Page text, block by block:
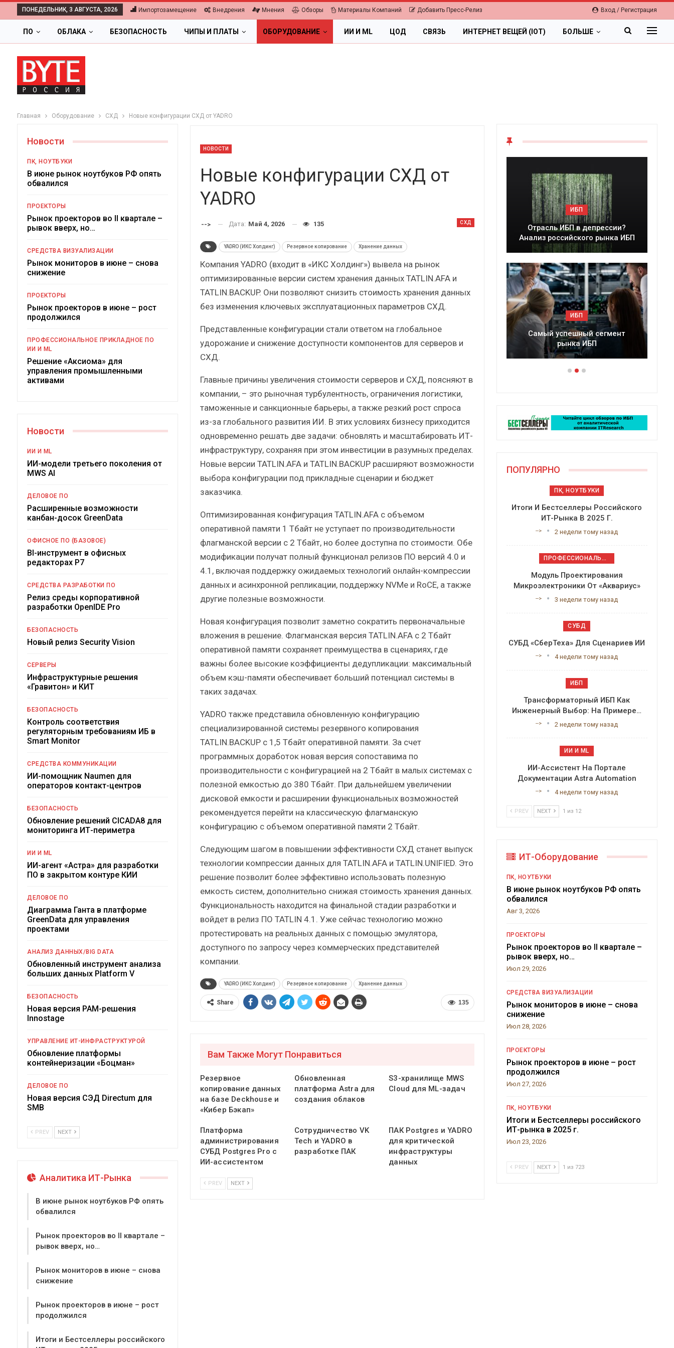
Вход / Регистрация
ПОНЕДЕЛЬНИК, 3 АВГУСТА, 2026 Импортозамещение Внедрения Мнения Обзоры Материалы Компаний Добавить Пресс-Релиз
ПО ОБЛАКА БЕЗОПАСНОСТЬ ЧИПЫ И ПЛАТЫ ОБОРУДОВАНИЕ ИИ И ML ЦОД СВЯЗЬ ИНТЕРНЕТ ВЕЩЕЙ (IOT) БОЛЬШЕ
Главная Оборудование СХД Новые конфигурации СХД от YADRO
НОВОСТИ
Новые конфигурации СХД от
YADRO
СХД
--> Дата: Май 4, 2026 135
YADRO (ИКС Холдинг) Резервное копирование Хранение данных
Компания YADRO (входит в «ИКС Холдинг») вывела на рынок
оптимизированные версии систем хранения данных TATLIN.AFA и
TATLIN.BACKUP. Они позволяют снизить стоимость хранения данных
без изменения ключевых эксплуатационных параметров СХД.
Представленные конфигурации стали ответом на глобальное
удорожание и снижение доступности компонентов для серверов и
СХД.
Главные причины увеличения стоимости серверов и СХД, поясняют в
компании, – это рыночная турбулентность, ограничения логистики,
таможенные и санкционные барьеры, а также резкий рост спроса
из-за глобального развития ИИ. В этих условиях бизнесу приходится
одновременно решать две задачи: обновлять и масштабировать ИТ-
инфраструктуру, сохраняя при этом инвестиции в разумных пределах.
Новые версии TATLIN.AFA и TATLIN.BACKUP расширяют возможности
выбора конфигурации под прикладные сценарии и бюджет
заказчика.
Оптимизированная конфигурация TATLIN.AFA с объемом
оперативной памяти 1 Тбайт не уступает по производительности
флагманской версии с 2 Тбайт, но более доступна по стоимости. Обе
модификации получат полный функционал релизов ПО версий 4.0 и
4.1, включая поддержку ожидаемых технологий онлайн-компрессии
данных и асинхронной репликации, поддержку NVMe и RoCE, а также
другие полезные возможности.
Новая конфигурация позволит заметно сократить первоначальные
вложения в решение. Флагманская версия TATLIN.AFA с 2 Тбайт
оперативной памяти сохраняет преимущества в сценариях, где
важны более высокие коэффициенты дедупликации: максимальный
объем кэш-памяти обеспечивает больший потенциал системы в
таких задачах.
YADRO также представила обновленную конфигурацию
специализированной системы резервного копирования
TATLIN.BACKUP с 1,5 Тбайт оперативной памяти. За счет
программных доработок новая версия сопоставима по
производительности с конфигурацией на 2 Тбайт в малых системах с
полезной емкостью до 380 Тбайт. При дальнейшем увеличении
дисковой емкости и расширении функциональных возможностей
рекомендуется перейти на классическую флагманскую
конфигурацию с объемом оперативной памяти 2 Тбайт.
Следующим шагом в повышении эффективности СХД станет выпуск
технологии компрессии данных для TATLIN.AFA и TATLIN.UNIFIED. Это
решение позволит более эффективно использовать полезную
емкость систем, дополнительно снижая стоимость хранения данных.
Функциональность находится на финальной стадии разработки и
войдет в релиз ПО TATLIN 4.1. Уже сейчас технологию можно
протестировать на реальных данных с помощью эмулятора,
доступного по запросу через коммерческих представителей
компании.
YADRO (ИКС Холдинг) Резервное копирование Хранение данных
135
Share
Вам Также Могут Понравиться
Резервное
копирование данных
на базе Deckhouse и
«Кибер Бэкап»
Обновленная
платформа Astra для
создания облаков
S3-хранилище MWS
Cloud для ML-задач
Платформа
администрирования
СУБД Postgres Pro с
ИИ-ассистентом
Сотрудничество VK
Tech и YADRO в
разработке ПАК
ПАК Postgres и YADRO
для критической
инфраструктуры
данных
PREV NEXT
Новости
ПК, НОУТБУКИ
В июне рынок ноутбуков РФ опять
обвалился
ПРОЕКТОРЫ
Рынок проекторов во II квартале –
рывок вверх, но…
СРЕДСТВА ВИЗУАЛИЗАЦИИ
Рынок мониторов в июне – снова
снижение
ПРОЕКТОРЫ
Рынок проекторов в июне – рост
продолжился
ПРОФЕССИОНАЛЬНОЕ ПРИКЛАДНОЕ ПО
ИИ И ML
Решение «Аксиома» для
управления промышленными
активами
Новости
ИИ И ML
ИИ-модели третьего поколения от
MWS AI
ДЕЛОВОЕ ПО
Расширенные возможности
канбан-досок GreenData
ОФИСНОЕ ПО (БАЗОВОЕ)
BI-инструмент в офисных
редакторах Р7
СРЕДСТВА РАЗРАБОТКИ ПО
Релиз среды корпоративной
разработки OpenIDE Pro
БЕЗОПАСНОСТЬ
Новый релиз Security Vision
СЕРВЕРЫ
Инфраструктурные решения
«Гравитон» и КИТ
БЕЗОПАСНОСТЬ
Контроль соответствия
регуляторным требованиям ИБ в
Smart Monitor
СРЕДСТВА КОММУНИКАЦИИ
ИИ-помощник Naumen для
операторов контакт-центров
БЕЗОПАСНОСТЬ
Обновление решений CICADA8 для
мониторинга ИТ-периметра
ИИ И ML
ИИ-агент «Астра» для разработки
ПО в закрытом контуре КИИ
ДЕЛОВОЕ ПО
Диаграмма Ганта в платформе
GreenData для управления
проектами
АНАЛИЗ ДАННЫХ/BIG DATA
Обновленный инструмент анализа
больших данных Platform V
БЕЗОПАСНОСТЬ
Новая версия PAM-решения
Innostage
УПРАВЛЕНИЕ ИТ-ИНФРАСТРУКТУРОЙ
Обновление платформы
контейнеризации «Боцман»
ДЕЛОВОЕ ПО
Новая версия СЭД Directum для
SMB
PREV NEXT
Аналитика ИТ-Рынка
В июне рынок ноутбуков РФ опять
обвалился
Рынок проекторов во II квартале –
рывок вверх, но…
Рынок мониторов в июне – снова
снижение
Рынок проекторов в июне – рост
продолжился
Итоги и Бестселлеры российского
Цифровая экономика 2026.
Краткий статистический
российский рынок ИБП?
Итоги и Бестселлеры
Отрасль ИБП в депрессии?
Часть II.
Отрасль ИБП в депрессии?
Самый успешный сегмент
рынка ИБП
ОБЛАКА
Цифровая экономика 2026.
Краткий статистический
сборник от…
ИБП
Подкосят ли глобальные угрозы
российский рынок ИБП?
ПОПУЛЯРНО
ПК, НОУТБУКИ
Итоги И Бестселлеры Российского
ИТ-Рынка В 2025 Г.
--> 2 недели тому назад
ПРОФЕССИОНАЛЬНОЕ ПРИКЛАДНОЕ ПО
Модуль Проектирования
Микроэлектроники От «Аквариус»
--> 3 недели тому назад
СУБД
СУБД «СберТеха» Для Сценариев ИИ
--> 4 недели тому назад
ИБП
Трансформаторный ИБП Как
Инженерный Выбор: На Примере…
--> 2 недели тому назад
ИИ И ML
ИИ-Ассистент На Портале
Документации Astra Automation
--> 4 недели тому назад
PREV NEXT 1 из 12
ИТ-Оборудование
ПК, НОУТБУКИ
В июне рынок ноутбуков РФ опять
обвалился
Авг 3, 2026
ПРОЕКТОРЫ
Рынок проекторов во II квартале –
рывок вверх, но…
Июл 29, 2026
СРЕДСТВА ВИЗУАЛИЗАЦИИ
Рынок мониторов в июне – снова
снижение
Июл 28, 2026
ПРОЕКТОРЫ
Рынок проекторов в июне – рост
продолжился
Июл 27, 2026
ПК, НОУТБУКИ
Итоги и Бестселлеры российского
ИТ-рынка в 2025 г.
Июл 23, 2026
PREV NEXT 1 из 723